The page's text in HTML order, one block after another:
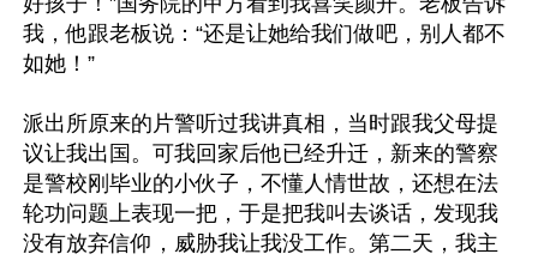
我，他跟老板说：“还是让她给我们做吧，别人都不
如她！”
派出所原来的片警听过我讲真相，当时跟我父母提
议让我出国。可我回家后他已经升迁，新来的警察
是警校刚毕业的小伙子，不懂人情世故，还想在法
轮功问题上表现一把，于是把我叫去谈话，发现我
没有放弃信仰，威胁我让我没工作。第二天，我主